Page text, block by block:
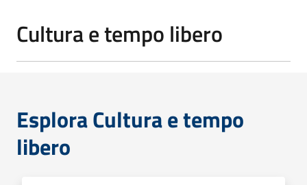
Cultura e tempo libero
Esplora Cultura e tempo
libero